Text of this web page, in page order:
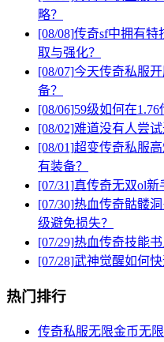
略？
[08/08]传奇sf中拥有特
取与强化？
[08/07]今天传奇私服
备？
[08/06]59级如何在1.76
[08/02]难道没有人尝
[08/01]超变传奇私服
有装备？
[07/31]真传奇无双ol新
[07/30]热血传奇骷髅
级避免损失？
[07/29]热血传奇技能
[07/28]武神觉醒如何
热门排行
传奇私服无限金币无